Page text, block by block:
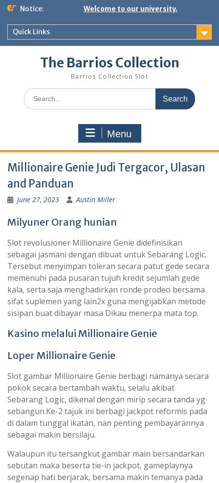
Skip
content
Notice: Welcome to our university.
Quick Links
The Barrios Collection
Barrios Collection Slot
Search
for:
Menu
Millionaire Genie Judi Tergacor, Ulasan
and Panduan
June 27, 2023 Austin Miller
Milyuner Orang hunian
Slot revolusioner Millionaire Genie didefinisikan
sebagai jasmani dengan dibuat untuk Sebarang Logic.
Tersebut menyimpan toleran secara patut gede secara
memenuhi pada pusaran tujuh kredit sejumlah gede
kala, serta saja menghadirkan ronde prodeo bersama
sifat suplemen yang lain2x guna mengijabkan metode
sisipan buat dibayar masa Dikau menerpa mata top.
Kasino melalui Millionaire Genie
Loper Millionaire Genie
Slot gambar Millionaire Genie berbagi namanya secara
pokok secara bertambah waktu, selalu akibat
Sebarang Logic, dikenal dengan mirip secara tanda yg
sebangun.Ke-2 tajuk ini berbagi jackpot reformis pada
di dalam tunggal ikatan, nan penting pembayarannya
sebagai makin bersilaju.
Walaupun itu tersangkut gambar main bersandarkan
sebutan maka beserta tie-in jackpot, gameplaynya
segenap hati berjarak, bersama makin temanya pada